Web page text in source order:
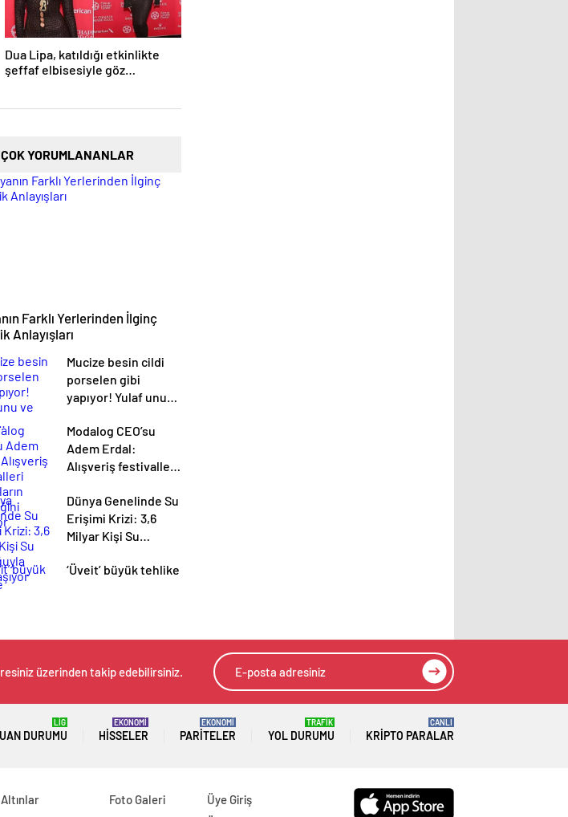
Dua Lipa, katıldığı etkinlikte
şeffaf elbisesiyle göz
YORUMLANANLAR
Farklı Yerlerinden İlginç
Anlayışları
Mucize besin cildi
porselen gibi
yapıyor! Yulaf unu
Modalog CEO’su
Adem Erdal:
Alışveriş festivalleri
bilinirliğini artırıyor
Dünya Genelinde Su
Erişimi Krizi: 3,6
Milyar Kişi Su
Karşılaşıyor
‘Üveit’ büyük tehlike
üzerinden takip edebilirsiniz.
DURUMU
LİG
HISSELER
EKONOMİ
PARITELER
EKONOMİ
YOL DURUMU
TRAFİK
KRIPTO PARALAR
CANLI
Altınlar
Foto Galeri
Üye Giriş